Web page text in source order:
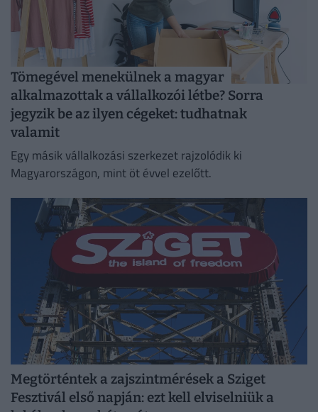
Tömegével menekülnek a magyar
alkalmazottak a vállalkozói létbe? Sorra
jegyzik be az ilyen cégeket: tudhatnak
valamit
Egy másik vállalkozási szerkezet rajzolódik ki
Magyarországon, mint öt évvel ezelőtt.
Megtörténtek a zajszintmérések a Sziget
Fesztivál első napján: ezt kell elviselniük a